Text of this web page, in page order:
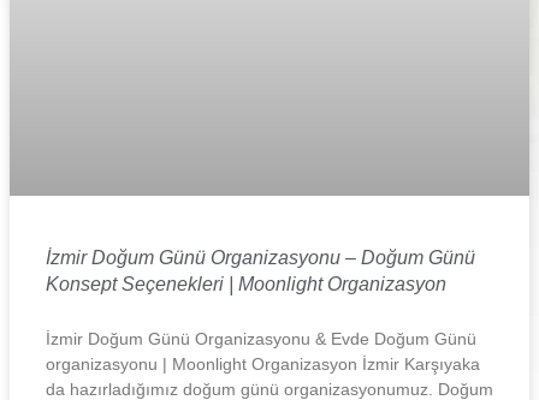
İzmir Doğum Günü Organizasyonu – Doğum Günü
Konsept Seçenekleri | Moonlight Organizasyon
İzmir Doğum Günü Organizasyonu & Evde Doğum Günü
organizasyonu | Moonlight Organizasyon İzmir Karşıyaka
da hazırladığımız doğum günü organizasyonumuz. Doğum